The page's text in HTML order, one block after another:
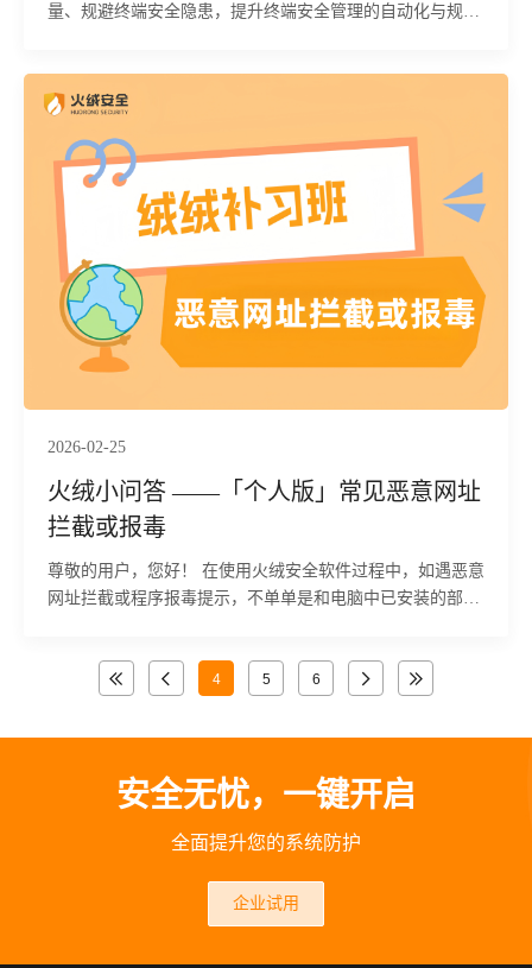
量、规避终端安全隐患，提升终端安全管理的自动化与规范
的自动化任务，可实现终端安全运维的高效管控，助力企业
构建更安全、可控的终端运行环境。
2026-02-25
火绒小问答 ——「个人版」常见恶意网址
拦截或报毒
尊敬的用户，您好！ 在使用火绒安全软件过程中，如遇恶意
网址拦截或程序报毒提示，不单单是和电脑中已安装的部分
了两类常见拦截场景的详细处理方案，供您参考。
4 5 6
安全无忧，一键开启
全面提升您的系统防护
企业试用